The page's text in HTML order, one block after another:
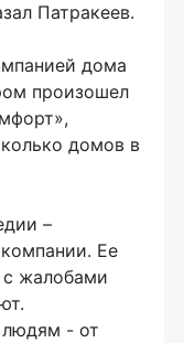
Патракеев.
дома
произошел
домов в
–
Ее
с жалобами
людям - от